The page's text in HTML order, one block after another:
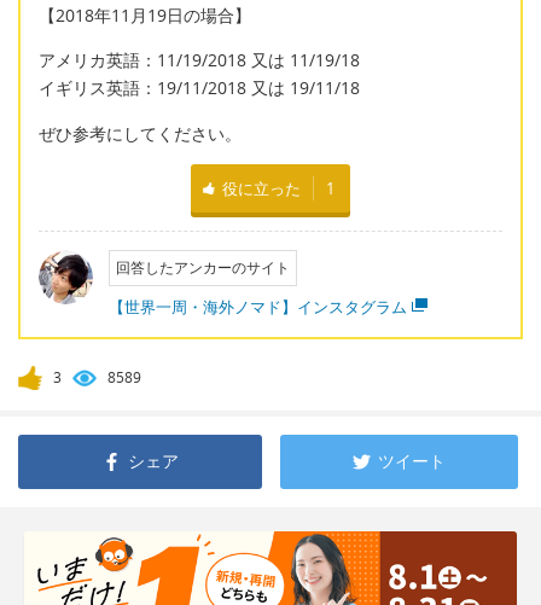
【2018年11月19日の場合】
アメリカ英語：11/19/2018 又は 11/19/18
イギリス英語：19/11/2018 又は 19/11/18
ぜひ参考にしてください。
役に立った 1
回答したアンカーのサイト
【世界一周・海外ノマド】インスタグラム
3 8589
シェア ツイート